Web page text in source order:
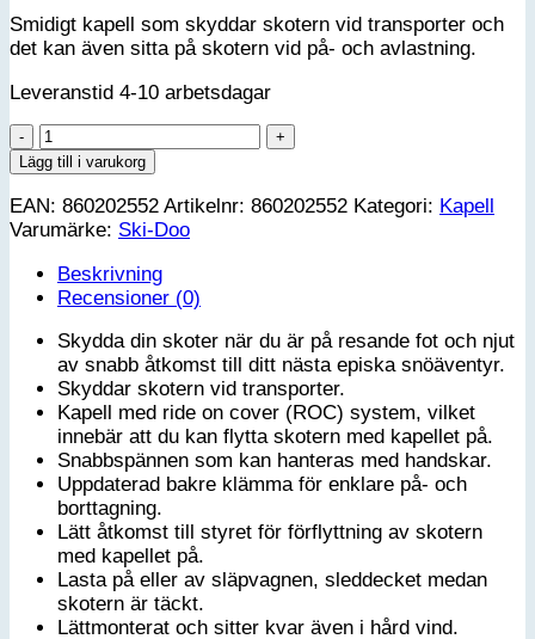
Smidigt kapell som skyddar skotern vid transporter och
det kan även sitta på skotern vid på- och avlastning.
Leveranstid 4-10 arbetsdagar
Ski-
Doo
(ROC)
-
Gen4
16"
eller
ultrahög
vindruta
mängd
Lägg till i varukorg
EAN: 860202552 Artikelnr: 860202552 Kategori: Kapell
Varumärke: Ski-Doo
Beskrivning
Recensioner (0)
Skydda din skoter när du är på resande fot och njut
av snabb åtkomst till ditt nästa episka snöäventyr.
Skyddar skotern vid transporter.
Kapell med ride on cover (ROC) system, vilket
innebär att du kan flytta skotern med kapellet på.
Snabbspännen som kan hanteras med handskar.
Uppdaterad bakre klämma för enklare på- och
borttagning.
Lätt åtkomst till styret för förflyttning av skotern
med kapellet på.
Lasta på eller av släpvagnen, sleddecket medan
skotern är täckt.
Lättmonterat och sitter kvar även i hård vind.